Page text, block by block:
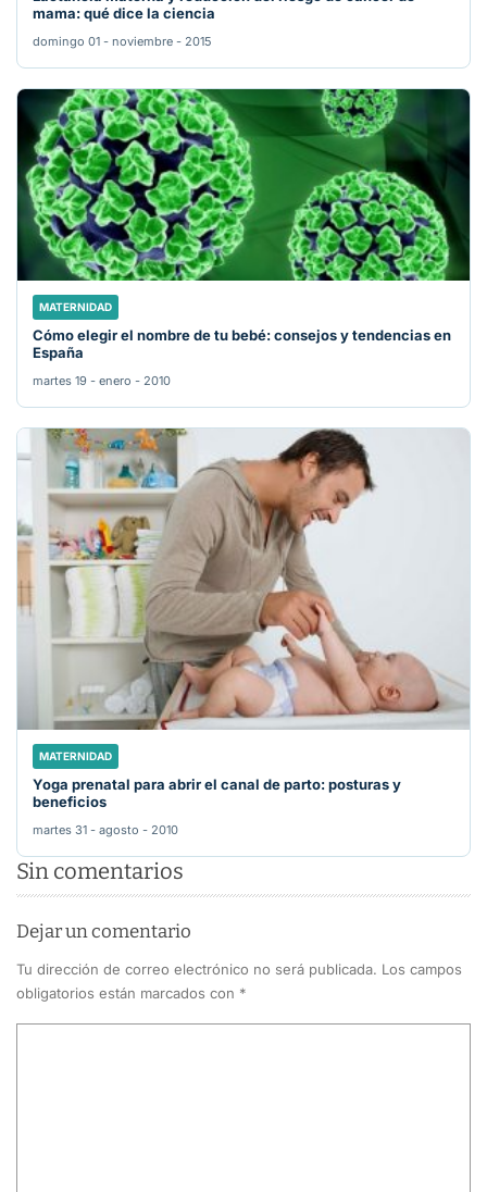
mama: qué dice la ciencia
domingo 01 - noviembre - 2015
MATERNIDAD
Cómo elegir el nombre de tu bebé: consejos y tendencias en
España
martes 19 - enero - 2010
MATERNIDAD
Yoga prenatal para abrir el canal de parto: posturas y
beneficios
martes 31 - agosto - 2010
Sin comentarios
Dejar un comentario
Tu dirección de correo electrónico no será publicada. Los campos
obligatorios están marcados con *